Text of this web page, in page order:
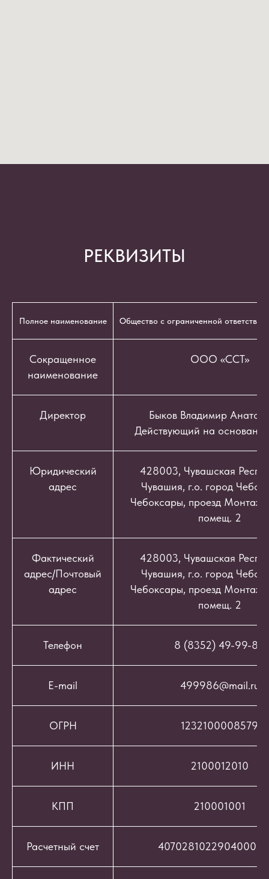
РЕКВИЗИТЫ
Полное наименование Общество с ограниченной
Сокращенное
наименование
ООО «ССТ»
Директор
Быков Владимир
Действующий на
Юридический
адрес
428003, Чувашская
Чувашия, г.о. город
Чебоксары, проезд
помещ. 2
Фактический
адрес/Почтовый
адрес
428003, Чувашская
Чувашия, г.о. город
Чебоксары, проезд
помещ. 2
Телефон 8 (8352) 49-99-86
E-mail 499986@mail.ru
ОГРН 1232100008579
ИНН 2100012010
КПП 210001001
Расчетный счет